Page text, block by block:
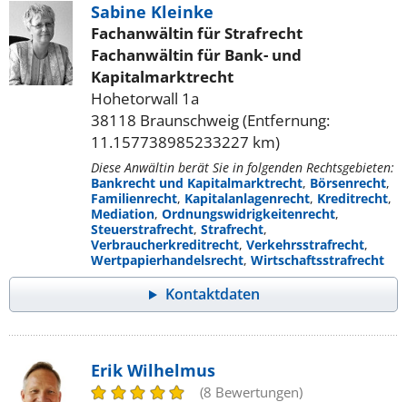
Sabine Kleinke
Fachanwältin für Strafrecht
Fachanwältin für Bank- und
Kapitalmarktrecht
Hohetorwall 1a
38118 Braunschweig (Entfernung:
11.157738985233227 km)
Diese Anwältin berät Sie in folgenden Rechtsgebieten:
Bankrecht und Kapitalmarktrecht, Börsenrecht,
Familienrecht, Kapitalanlagenrecht, Kreditrecht,
Mediation, Ordnungswidrigkeitenrecht,
Steuerstrafrecht, Strafrecht,
Verbraucherkreditrecht, Verkehrsstrafrecht,
Wertpapierhandelsrecht, Wirtschaftsstrafrecht
Kontaktdaten
Erik Wilhelmus
(8 Bewertungen)